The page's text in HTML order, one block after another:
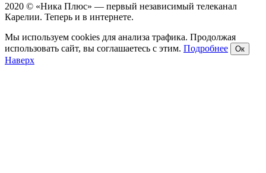
2020 © «Ника Плюс» — первый независимый телеканал
Карелии. Теперь и в интернете.
Мы используем cookies для анализа трафика. Продолжая
использовать сайт, вы соглашаетесь с этим. Подробнее Ок
Наверх